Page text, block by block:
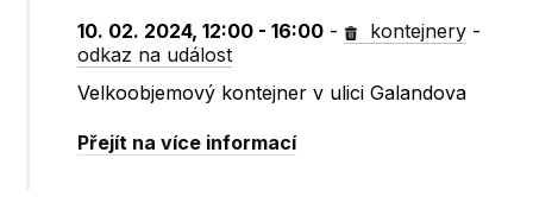
10. 02. 2024, 12:00 - 16:00 - kontejnery -
odkaz na událost
Velkoobjemový kontejner v ulici Galandova
Přejít na více informací